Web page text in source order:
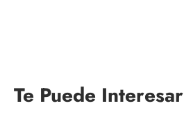
Te Puede Interesar